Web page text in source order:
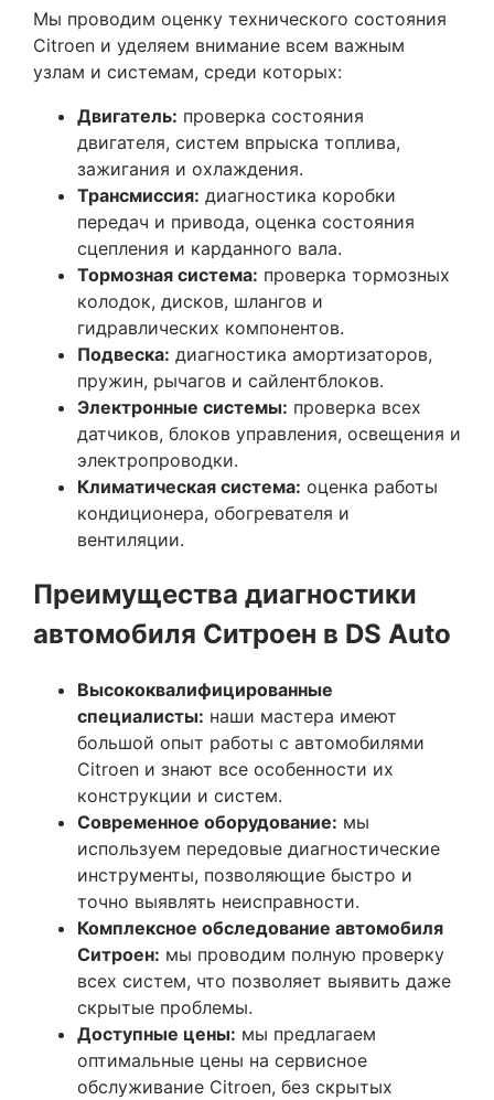
Мы проводим оценку технического состояния
Citroen и уделяем внимание всем важным
узлам и системам, среди которых:
Двигатель: проверка состояния
двигателя, систем впрыска топлива,
зажигания и охлаждения.
Трансмиссия: диагностика коробки
передач и привода, оценка состояния
сцепления и карданного вала.
Тормозная система: проверка тормозных
колодок, дисков, шлангов и
гидравлических компонентов.
Подвеска: диагностика амортизаторов,
пружин, рычагов и сайлентблоков.
Электронные системы: проверка всех
датчиков, блоков управления, освещения и
электропроводки.
Климатическая система: оценка работы
кондиционера, обогревателя и
вентиляции.
Преимущества диагностики
автомобиля Ситроен в DS Auto
Высококвалифицированные
специалисты: наши мастера имеют
большой опыт работы с автомобилями
Citroen и знают все особенности их
конструкции и систем.
Современное оборудование: мы
используем передовые диагностические
инструменты, позволяющие быстро и
точно выявлять неисправности.
Комплексное обследование автомобиля
Ситроен: мы проводим полную проверку
всех систем, что позволяет выявить даже
скрытые проблемы.
Доступные цены: мы предлагаем
оптимальные цены на сервисное
обслуживание Citroen, без скрытых